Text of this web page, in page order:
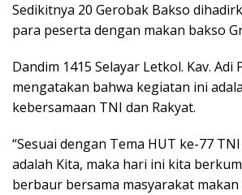
Sedikitnya 20 Gerobak Bakso
para peserta dengan makan bakso
Dandim 1415 Selayar Letkol. Kav. Adi
mengatakan bahwa kegiatan ini
kebersamaan TNI dan Rakyat.
“Sesuai dengan Tema HUT ke-77
adalah Kita, maka hari ini kita
berbaur bersama masyarakat